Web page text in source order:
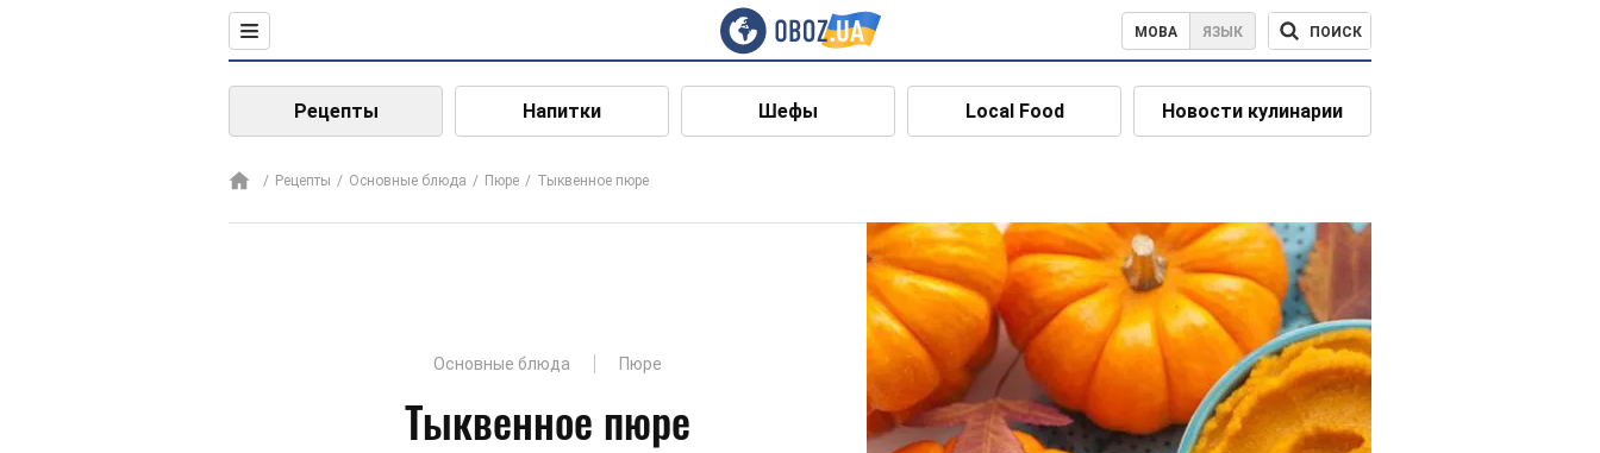
МОВА ЯЗЫК ПОИСК
Рецепты Напитки Шефы Local Food Новости кулинарии
Рецепты Основные блюда Пюре Тыквенное пюре
Основные блюда Пюре
Тыквенное пюре